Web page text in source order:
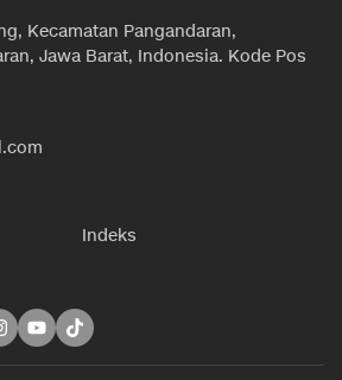
Kecamatan Pangandaran,
Jawa Barat, Indonesia. Kode Pos
Indeks